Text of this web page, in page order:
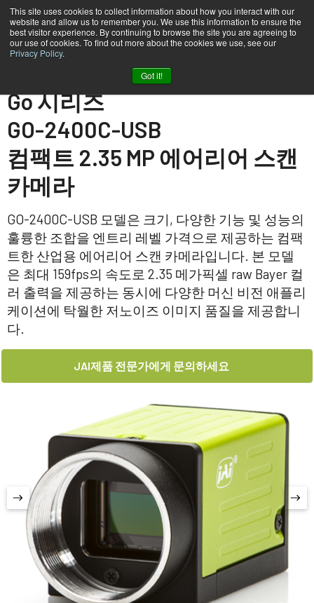
This site uses cookies to collect information about how you interact with our
website and allow us to remember you. We use this information to ensure the
best visitor experience. By continuing to browse the site you are agreeing to
our use of cookies. To find out more about the cookies we use, see our
Privacy Policy.
Got it!
Go 시리즈
GO-2400C-USB
컴팩트 2.35 MP 에어리어 스캔
카메라
GO-2400C-USB 모델은 크기, 다양한 기능 및 성능의
훌륭한 조합을 엔트리 레벨 가격으로 제공하는 컴팩
트한 산업용 에어리어 스캔 카메라입니다. 본 모델
은 최대 159fps의 속도로 2.35 메가픽셀 raw Bayer 컬
러 출력을 제공하는 동시에 다양한 머신 비전 애플리
케이션에 탁월한 저노이즈 이미지 품질을 제공합니
다.
JAI제품 전문가에게 문의하세요